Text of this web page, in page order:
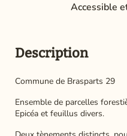
Accessible
Description
Commune de Brasparts 29
Ensemble de parcelles
Epicéa et feuillus divers.